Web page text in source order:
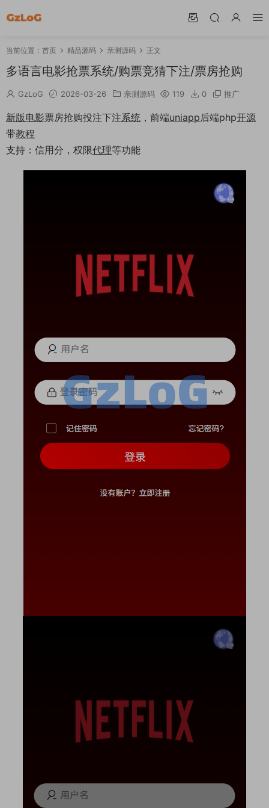
当前位置： 首页 精品源码 亲测源码 正文
多语言电影抢票系统/购票竞猜下注/票房抢购
GzLoG 2026-03-26 亲测源码 119 0 推广
新版电影票房抢购投注下注系统 ，前端uniapp后端php开源
带教程
支持：信用分，权限代理等功能